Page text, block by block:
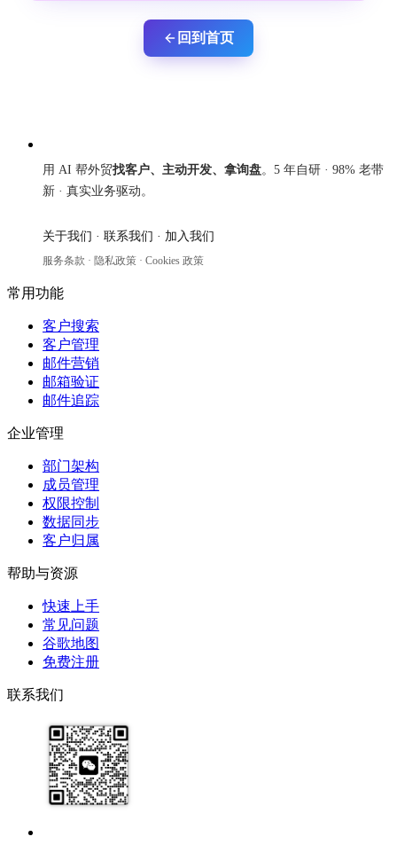
回到首页
用 AI 帮外贸找客户、主动开发、拿询盘。5 年自研 · 98% 老带
新 · 真实业务驱动。
关于我们 · 联系我们 · 加入我们
服务条款 · 隐私政策 · Cookies 政策
常用功能
客户搜索
客户管理
邮件营销
邮箱验证
邮件追踪
企业管理
部门架构
成员管理
权限控制
数据同步
客户归属
帮助与资源
快速上手
常见问题
谷歌地图
免费注册
联系我们